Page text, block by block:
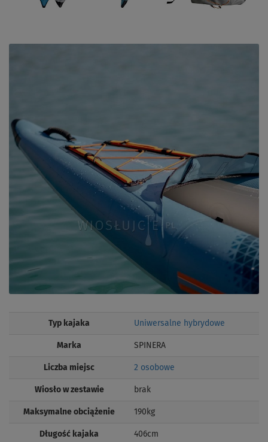
Typ kajaka Uniwersalne hybrydowe
Marka SPINERA
Liczba miejsc 2 osobowe
Wiosło w zestawie brak
Maksymalne obciążenie 190kg
Długość kajaka 406cm